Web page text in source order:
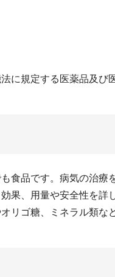
規定する医薬品及び
食品です。病気の治
果、用量や安全性を
リゴ糖、ミネラル類